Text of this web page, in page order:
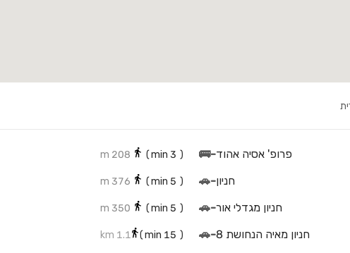
פרופ' אסיה אהוד-
🚌
(
3
208 m
חניון-
🚗
(
5
376 m
חניון מגדלי אור-
🚗
(
5
350 m
חניון מאיה הנחושת 8 -
🚗
(
15
1.1 km